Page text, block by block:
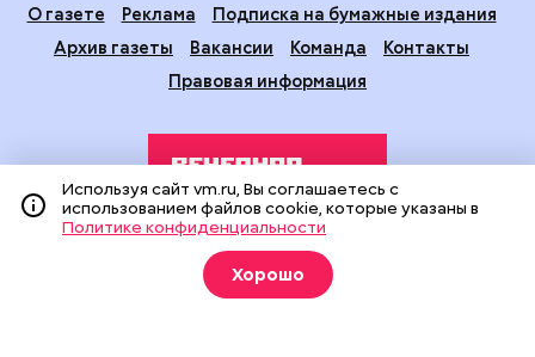
О газете Реклама
Подписка на бумажные издания
Архив газеты
Вакансии Команда
Контакты
Правовая информация
Издание создано при финансовой поддержке Департамента
средств массовой информации и рекламы города Москвы.
На сайте применяются рекомендательные технологии
Используя сайт vm.ru, Вы соглашаетесь с
использованием файлов cookie, которые указаны в
Политике конфиденциальности
Хорошо